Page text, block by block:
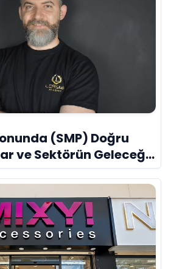
(SMP) Doğru
ve Sektörün Geleceği:
Özel Röportaj